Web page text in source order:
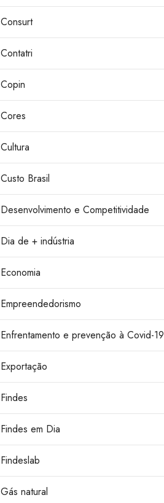
Consurt
Contatri
Copin
Cores
Cultura
Custo Brasil
Desenvolvimento e Competitividade
Dia de + indústria
Economia
Empreendedorismo
Enfrentamento e prevenção à Covid-19
Exportação
Findes
Findes em Dia
Findeslab
Gás natural